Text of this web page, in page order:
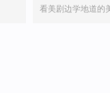
看美剧边学地道的